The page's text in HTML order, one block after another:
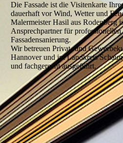
Die Fassade ist die Visitenkarte
dauerhaft vor Wind, Wetter und
Malermeister Hasil aus Rodenberg
Ansprechpartner für professionellen
Fassadensanierung.
Wir betreuen Privat- und
Hannover und im Landkreis
und fachgerecht ausgeführt.